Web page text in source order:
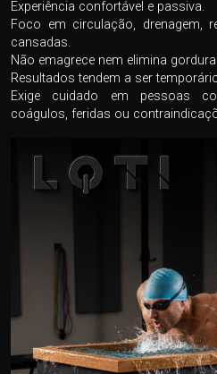
Experiência confortável e passiva.
Foco em circulação, drenagem,
cansadas.
Não emagrece nem elimina
Resultados tendem a ser
Exige cuidado em pessoas
coágulos, feridas ou